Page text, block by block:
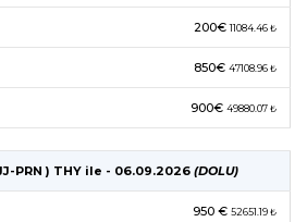
200€ 11084.46 ₺
850€ 47108.96 ₺
900€ 49880.07 ₺
PRN ) THY ile - 06.09.2026 (DOLU)
950 € 52651.19 ₺